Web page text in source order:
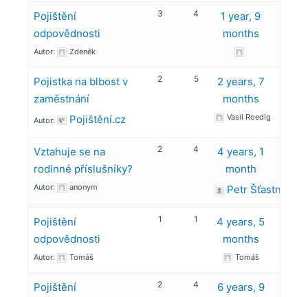
Pojištění
odpovědnosti
Autor: Zdeněk
3 4
1 year, 9
months
Pojistka na blbost v
zaměstnání
Autor: Pojištění.cz
2 5
2 years, 7
months
Vasil Roedig
Vztahuje se na
rodinné příslušníky?
Autor: anonym
2 4
4 years, 1
month
Petr Šťastný
Pojištění
odpovědnosti
Autor: Tomáš
1 1
4 years, 5
months
Tomáš
Pojištění
2 4
6 years, 9